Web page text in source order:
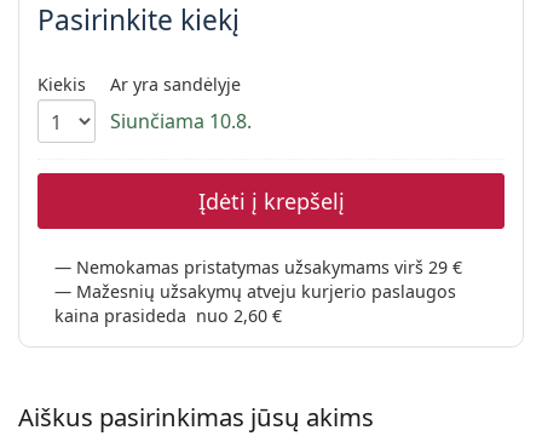
Persol
Atraskite visus
Pasirinkite kiekį
Kiekis Ar yra sandėlyje
Siunčiama 10.8.
Įdėti į krepšelį
Nemokamas pristatymas užsakymams virš 29 €
Mažesnių užsakymų atveju kurjerio paslaugos
kaina prasideda nuo 2,60 €
Aiškus pasirinkimas jūsų akims